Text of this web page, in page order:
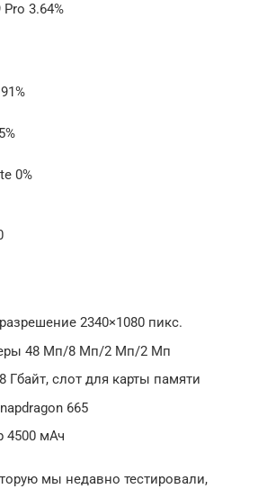
3.64%
0%
2340×1080 пикс.
48 Мп/8 Мп/2 Мп/2 Мп
Гбайт, слот для карты памяти
665
4500 мАч
мы недавно тестировали,